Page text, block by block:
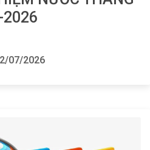
2026
07/2026